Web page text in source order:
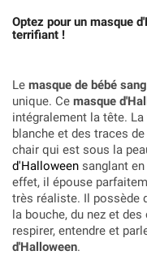
Optez pour un masque
terrifiant !
Le masque de bébé
unique. Ce masque
intégralement la tête.
blanche et des traces
chair qui est sous la
d'Halloween sanglant
effet, il épouse
très réaliste. Il possède
la bouche, du nez et
respirer, entendre et
d'Halloween.